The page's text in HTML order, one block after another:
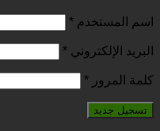
اسم المستخدم *
البريد الإلكتروني *
كلمة المرور *
تسجيل جديد